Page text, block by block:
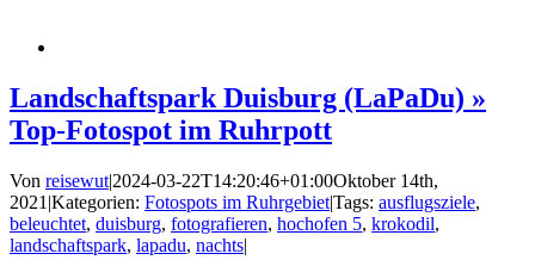
Landschaftspark Duisburg (LaPaDu) »
Top-Fotospot im Ruhrpott
Von reisewut|2024-03-22T14:20:46+01:00Oktober 14th,
2021 |Kategorien: Fotospots im Ruhrgebiet|Tags: ausflugsziele,
beleuchtet, duisburg, fotografieren, hochofen 5, krokodil,
landschaftspark, lapadu, nachts|